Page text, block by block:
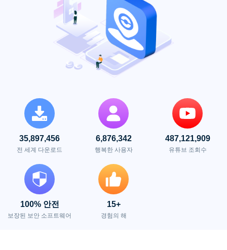
35,897,456
전 세계 다운로드
6,876,342
행복한 사용자
487,121,909
유튜브 조회수
100% 안전
보장된 보안 소프트웨어
15+
경험의 해